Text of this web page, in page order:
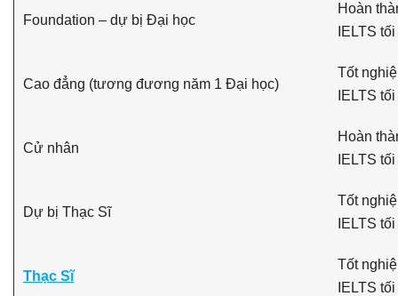
Foundation – dự bị Đại học
Hoàn
IELTS
Cao đẳng (tương đương năm 1 Đại học)
Tốt
IELTS
Cử nhân
Hoàn
IELTS
Dự bị Thạc Sĩ
Tốt
IELTS
Thạc Sĩ
Tốt
IELTS